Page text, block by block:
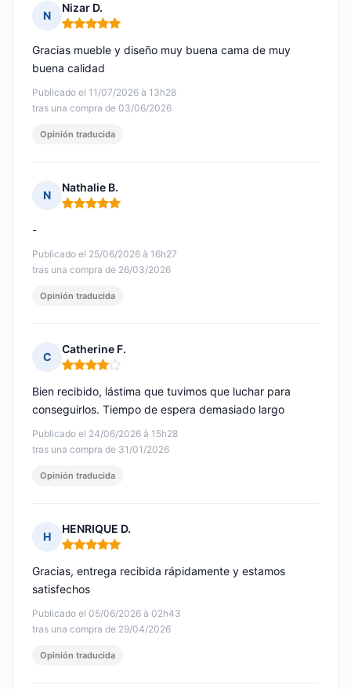
N
Nizar D.
Nota: 5 de 5
Publicado el 11/07/2026 à 13h28
tras una compra de 03/06/2026
Gracias mueble y diseño muy buena cama de muy
buena calidad
Opinión traducida
N
Nathalie B.
Nota: 5 de 5
Publicado el 25/06/2026 à 16h27
tras una compra de 26/03/2026
-
Opinión traducida
C
Catherine F.
Nota: 4 de 5
Publicado el 24/06/2026 à 15h28
tras una compra de 31/01/2026
Bien recibido, lástima que tuvimos que luchar para
conseguirlos. Tiempo de espera demasiado largo
Opinión traducida
H
HENRIQUE D.
Nota: 5 de 5
Publicado el 05/06/2026 à 02h43
tras una compra de 29/04/2026
Gracias, entrega recibida rápidamente y estamos
satisfechos
Opinión traducida